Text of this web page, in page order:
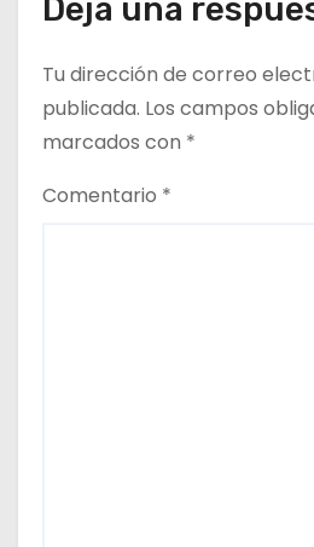
Deja una
Tu dirección de correo
publicada. Los campos
marcados con *
Comentario *